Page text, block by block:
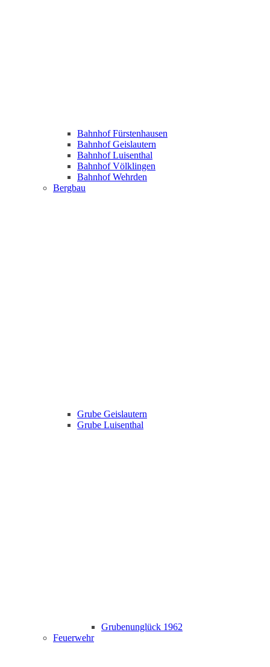
Bahnhof Fürstenhausen
Bahnhof Geislautern
Bahnhof Luisenthal
Bahnhof Völklingen
Bahnhof Wehrden
Bergbau
Grube Geislautern
Grube Luisenthal
Grubenunglück 1962
Feuerwehr